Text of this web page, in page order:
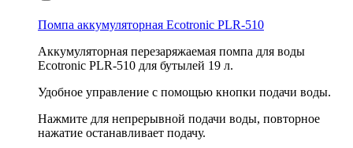
Помпа аккумуляторная Ecotronic PLR-510
Аккумуляторная перезаряжаемая помпа для воды
Ecotronic PLR-510 для бутылей 19 л.
Удобное управление с помощью кнопки подачи воды.
Нажмите для непрерывной подачи воды, повторное
нажатие останавливает подачу.